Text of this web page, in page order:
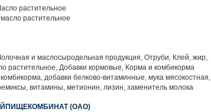
растительное
масло растительное
и маслосыродельная продукция, Отруби, Клей, жир,
растительное, Добавки кормовые, Корма и комбикорма
комбикорма, добавки белково-витаминные, мука мясокостная,
витамины, метионин, лизин, заменитель молока
(ОАО)